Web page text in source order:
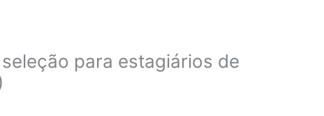
para estagiários de